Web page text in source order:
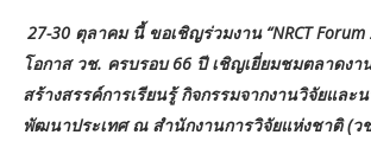
27-30 ตุลาคม นี้ ขอเชิญร่วมงาน “NRCT Forum
โอกาส วช. ครบรอบ 66 ปี เชิญเยี่ยมชมตลาดงา
สร้างสรรค์การเรียนรู้ กิจกรรมจากงานวิจัยและ
พัฒนาประเทศ ณ สำนักงานการวิจัยแห่งชาติ (ว